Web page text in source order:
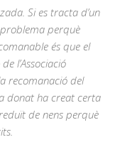
Si es tracta d’un
perquè
és que el
l’Associació
recomanació del
donat ha creat certa
de nens perquè